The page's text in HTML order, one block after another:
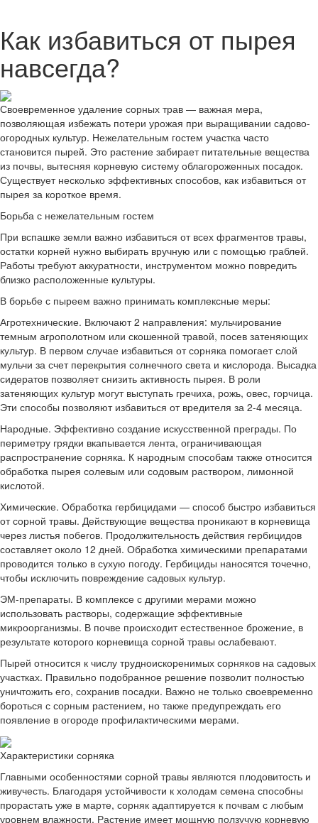
Как избавиться от пырея
навсегда?
Своевременное удаление сорных трав — важная мера,
позволяющая избежать потери урожая при выращивании садово-
огородных культур. Нежелательным гостем участка часто
становится пырей. Это растение забирает питательные вещества
из почвы, вытесняя корневую систему облагороженных посадок.
Существует несколько эффективных способов, как избавиться от
пырея за короткое время.
Борьба с нежелательным гостем
При вспашке земли важно избавиться от всех фрагментов травы,
остатки корней нужно выбирать вручную или с помощью граблей.
Работы требуют аккуратности, инструментом можно повредить
близко расположенные культуры.
В борьбе с пыреем важно принимать комплексные меры:
Агротехнические. Включают 2 направления: мульчирование
темным агрополотном или скошенной травой, посев затеняющих
культур. В первом случае избавиться от сорняка помогает слой
мульчи за счет перекрытия солнечного света и кислорода. Высадка
сидератов позволяет снизить активность пырея. В роли
затеняющих культур могут выступать гречиха, рожь, овес, горчица.
Эти способы позволяют избавиться от вредителя за 2-4 месяца.
Народные. Эффективно создание искусственной преграды. По
периметру грядки вкапывается лента, ограничивающая
распространение сорняка. К народным способам также относится
обработка пырея солевым или содовым раствором, лимонной
кислотой.
Химические. Обработка гербицидами — способ быстро избавиться
от сорной травы. Действующие вещества проникают в корневища
через листья побегов. Продолжительность действия гербицидов
составляет около 12 дней. Обработка химическими препаратами
проводится только в сухую погоду. Гербициды наносятся точечно,
чтобы исключить повреждение садовых культур.
ЭМ-препараты. В комплексе с другими мерами можно
использовать растворы, содержащие эффективные
микроорганизмы. В почве происходит естественное брожение, в
результате которого корневища сорной травы ослабевают.
Пырей относится к числу трудноискоренимых сорняков на садовых
участках. Правильно подобранное решение позволит полностью
уничтожить его, сохранив посадки. Важно не только своевременно
бороться с сорным растением, но также предупреждать его
появление в огороде профилактическими мерами.
Характеристики сорняка
Главными особенностями сорной травы являются плодовитость и
живучесть. Благодаря устойчивости к холодам семена способны
прорастать уже в марте, сорняк адаптируется к почвам с любым
уровнем влажности. Растение имеет мощную ползучую корневую